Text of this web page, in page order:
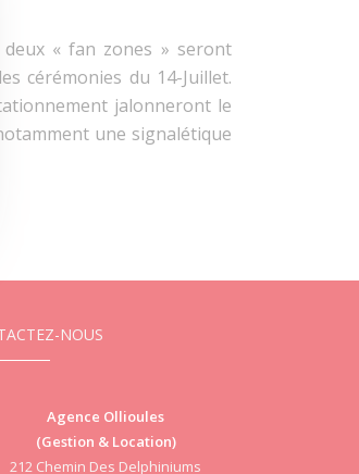
« fan zones » seront
cérémonies du 14-Juillet.
jalonneront le
une signalétique
NOUS
Agence Ollioules
(Gestion & Location)
212 Chemin Des Delphiniums